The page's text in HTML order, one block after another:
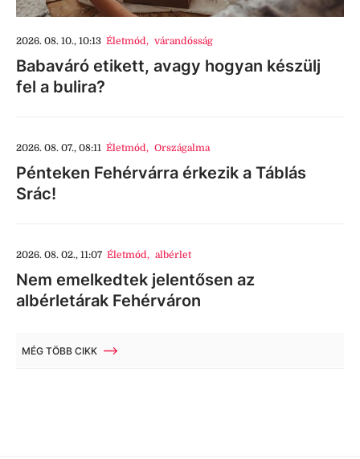
2026. 08. 10., 10:13 Életmód, várandósság
Babaváró etikett, avagy hogyan készülj
fel a bulira?
2026. 08. 07., 08:11 Életmód, Országalma
Pénteken Fehérvárra érkezik a Táblás
Srác!
2026. 08. 02., 11:07 Életmód, albérlet
Nem emelkedtek jelentősen az
albérletárak Fehérváron
MÉG TÖBB CIKK